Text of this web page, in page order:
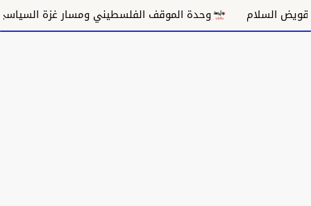
وحدة الموقف الفلسطيني ومسار غزة السياسي